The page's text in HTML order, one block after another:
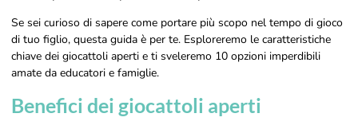
Se sei curioso di sapere come portare più scopo nel tempo di gioco
di tuo figlio, questa guida è per te. Esploreremo le caratteristiche
chiave dei giocattoli aperti e ti sveleremo 10 opzioni imperdibili
amate da educatori e famiglie.
Benefici dei giocattoli aperti